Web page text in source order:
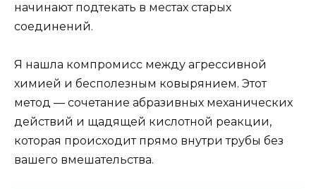
начинают подтекать в местах старых
соединений.
Я нашла компромисс между агрессивной
химией и бесполезным ковырянием. Этот
метод — сочетание абразивных механических
действий и щадящей кислотной реакции,
которая происходит прямо внутри трубы без
вашего вмешательства.